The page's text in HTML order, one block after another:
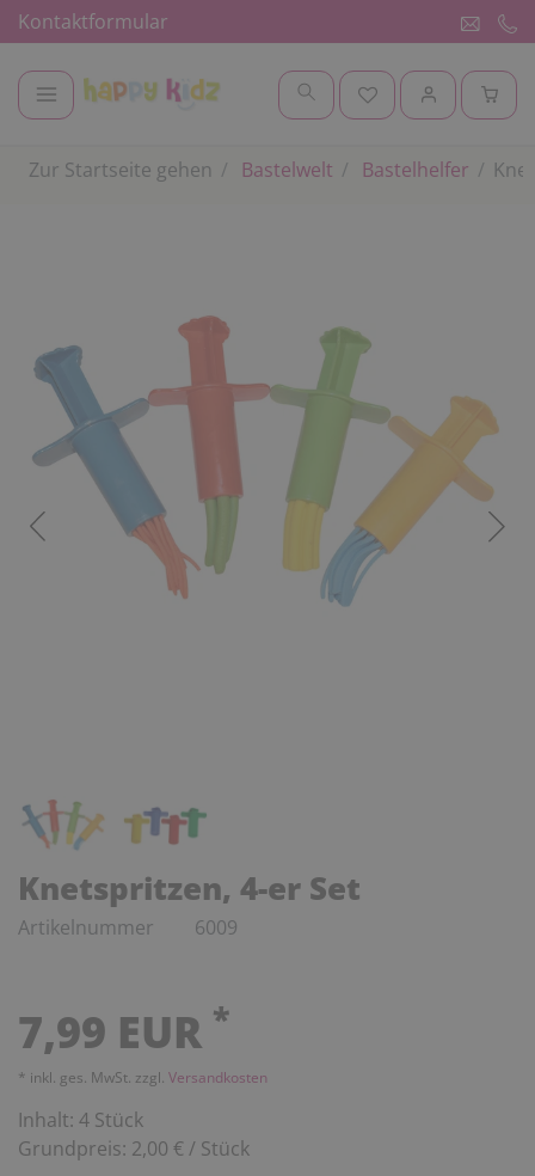
Kontaktformular
Zur Startseite gehen Bastelwelt Bastelhelfer
Knetspritzen, 4-er Set
Artikelnummer 6009
7,99 EUR *
* inkl. ges. MwSt. zzgl. Versandkosten
Inhalt: 4 Stück
Grundpreis: 2,00 € / Stück